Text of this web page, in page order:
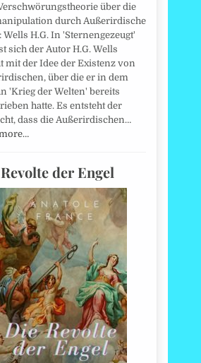
über die
durch Außerirdische
Wells H.G. In 'Sternengezeugt'
sich der Autor H.G. Wells
mit der Idee der Existenz von
über die er in dem
'Krieg der Welten' bereits
hatte. Es entsteht der
dass die Außerirdischen…
der Engel